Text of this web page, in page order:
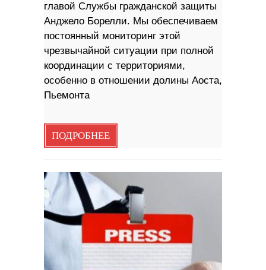
главой Службы гражданской защиты
Анджело Борелли. Мы обеспечиваем
постоянный мониторинг этой
чрезвычайной ситуации при полной
координации с территориями,
особенно в отношении долины Аоста,
Пьемонта
ПОДРОБНЕЕ